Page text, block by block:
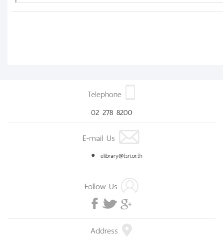
Telephone
02 278 8200
E-mail Us
elibrary@tsri.or.th
Follow Us
Address